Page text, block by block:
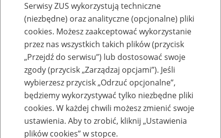
Szkolenia
Zaproś ZUS do siebie: Aktywni 50+
Serwisy ZUS wykorzystują techniczne
(niezbędne) oraz analityczne (opcjonalne) pliki
cookies. Możesz zaakceptować wykorzystanie
przez nas wszystkich takich plików (przycisk
„Przejdź do serwisu”) lub dostosować swoje
zgody (przycisk „Zarządzaj opcjami”). Jeśli
wybierzesz przycisk „Odrzuć opcjonalne”,
będziemy wykorzystywać tylko niezbędne pliki
cookies. W każdej chwili możesz zmienić swoje
ustawienia. Aby to zrobić, kliknij „Ustawienia
plików cookies” w stopce.